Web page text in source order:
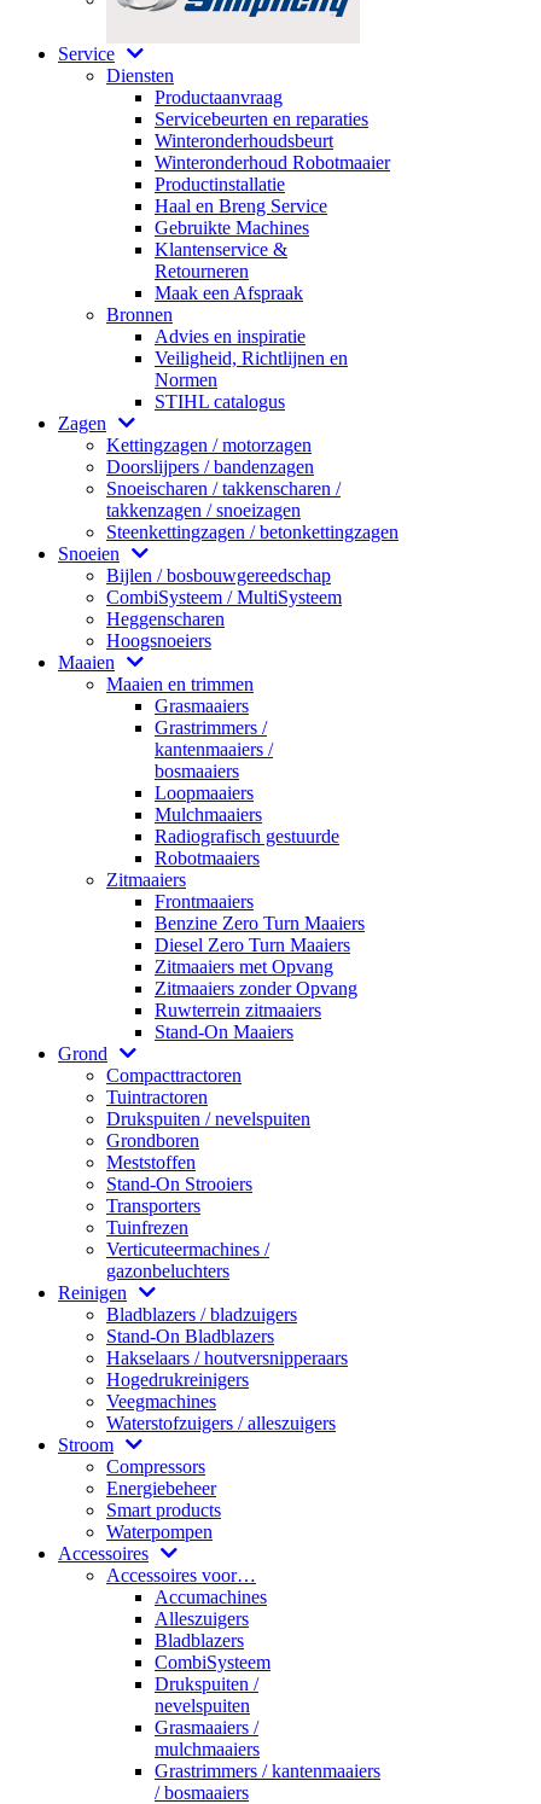
Service
Diensten
Productaanvraag
Servicebeurten en reparaties
Winteronderhoudsbeurt
Winteronderhoud Robotmaaier
Productinstallatie
Haal en Breng Service
Gebruikte Machines
Klantenservice &
Retourneren
Maak een Afspraak
Bronnen
Advies en inspiratie
Veiligheid, Richtlijnen en
Normen
STIHL catalogus
Zagen
Kettingzagen / motorzagen
Doorslijpers / bandenzagen
Snoeischaren / takkenscharen /
takkenzagen / snoeizagen
Steenkettingzagen / betonkettingzagen
Snoeien
Bijlen / bosbouwgereedschap
CombiSysteem / MultiSysteem
Heggenscharen
Hoogsnoeiers
Maaien
Maaien en trimmen
Grasmaaiers
Grastrimmers /
kantenmaaiers /
bosmaaiers
Loopmaaiers
Mulchmaaiers
Radiografisch gestuurde
Robotmaaiers
Zitmaaiers
Frontmaaiers
Benzine Zero Turn Maaiers
Diesel Zero Turn Maaiers
Zitmaaiers met Opvang
Zitmaaiers zonder Opvang
Ruwterrein zitmaaiers
Stand-On Maaiers
Grond
Compacttractoren
Tuintractoren
Drukspuiten / nevelspuiten
Grondboren
Meststoffen
Stand-On Strooiers
Transporters
Tuinfrezen
Verticuteermachines /
gazonbeluchters
Reinigen
Bladblazers / bladzuigers
Stand-On Bladblazers
Hakselaars / houtversnipperaars
Hogedrukreinigers
Veegmachines
Waterstofzuigers / alleszuigers
Stroom
Compressors
Energiebeheer
Smart products
Waterpompen
Accessoires
Accessoires voor…
Accumachines
Alleszuigers
Bladblazers
CombiSysteem
Drukspuiten /
nevelspuiten
Grasmaaiers /
mulchmaaiers
Grastrimmers / kantenmaaiers
/ bosmaaiers